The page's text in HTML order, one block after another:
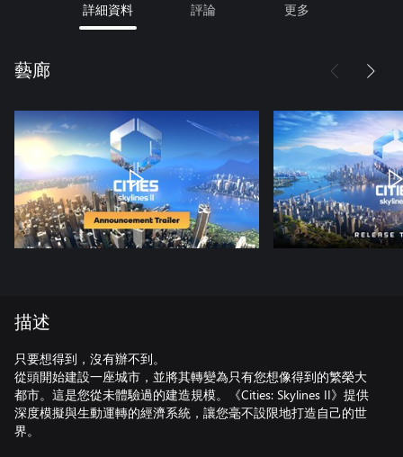
詳細資料 評論 更多
藝廊
描述
只要想得到，沒有辦不到。
從頭開始建設一座城市，並將其轉變為只有您想像得到的繁榮大
都市。這是您從未體驗過的建造規模。《Cities: Skylines II》提供
深度模擬與生動運轉的經濟系統，讓您毫不設限地打造自己的世
界。